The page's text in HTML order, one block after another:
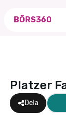
BÖRS360
Platzer
Dela